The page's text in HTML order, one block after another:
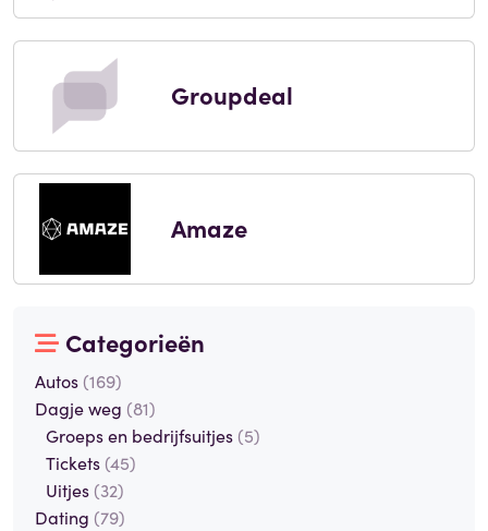
Groupdeal
Amaze
Categorieën
Autos (169)
Dagje weg (81)
Groeps en bedrijfsuitjes (5)
Tickets (45)
Uitjes (32)
Dating (79)